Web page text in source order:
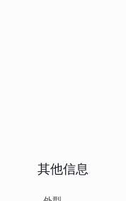
其他信息